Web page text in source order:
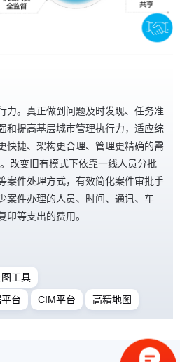
力。真正做到问题及时发现、任务准
和提高基层城市管理执行力，适应综
快捷、架构更合理、管理更精确的需
改变旧有模式下依靠一线人员分批
案件处理方式，有效简化案件审批手
案件办理的人员、时间、通讯、车
印等支出的费用。
工具
台 CIM平台 高精地图